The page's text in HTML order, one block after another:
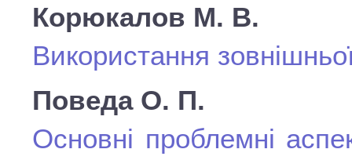
Корюкалов М. В.
Використання
Поведа О. П.
Основні проблемні